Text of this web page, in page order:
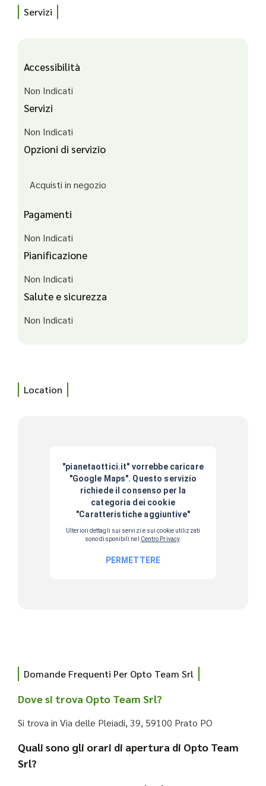
Servizi
Accessibilità
Non Indicati
Servizi
Non Indicati
Opzioni di servizio
Acquisti in negozio
Pagamenti
Non Indicati
Pianificazione
Non Indicati
Salute e sicurezza
Non Indicati
Location
Domande Frequenti Per Opto Team Srl
Dove si trova Opto Team Srl?
Si trova in Via delle Pleiadi, 39, 59100 Prato PO
Quali sono gli orari di apertura di Opto Team
Srl?